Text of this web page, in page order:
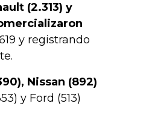
(2.313) y
y registrando
Nissan (892)
y Ford (513)